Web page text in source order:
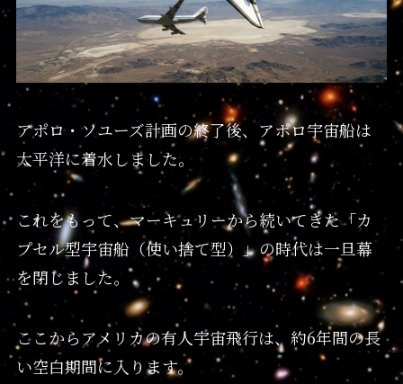
アポロ・ソユーズ計画の終了後、アポロ宇宙船は
太平洋に着水しました。
これをもって、マーキュリーから続いてきた「カ
プセル型宇宙船（使い捨て型）」の時代は一旦幕
を閉じました。
ここからアメリカの有人宇宙飛行は、約6年間の長
い空白期間に入ります。